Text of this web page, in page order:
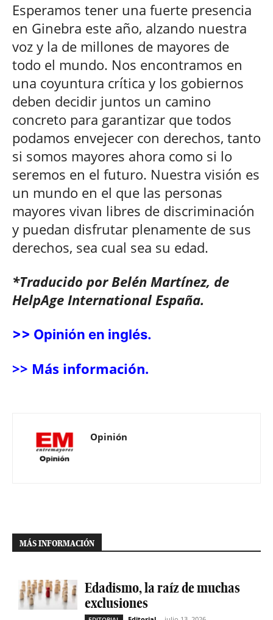
Esperamos tener una fuerte presencia
en Ginebra este año, alzando nuestra
voz y la de millones de mayores de
todo el mundo. Nos encontramos en
una coyuntura crítica y los gobiernos
deben decidir juntos un camino
concreto para garantizar que todos
podamos envejecer con derechos, tanto
si somos mayores ahora como si lo
seremos en el futuro. Nuestra visión es
un mundo en el que las personas
mayores vivan libres de discriminación
y puedan disfrutar plenamente de sus
derechos, sea cual sea su edad.
*Traducido por Belén Martínez, de
HelpAge International España.
>> Opinión en inglés.
>> Más información.
Opinión
MÁS INFORMACIÓN
Edadismo, la raíz de muchas
exclusiones